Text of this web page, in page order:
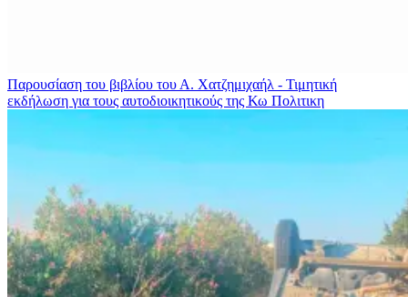
Παρουσίαση του βιβλίου του Α. Χατζημιχαήλ - Τιμητική
εκδήλωση για τους αυτοδιοικητικούς της Κω Πολιτικη